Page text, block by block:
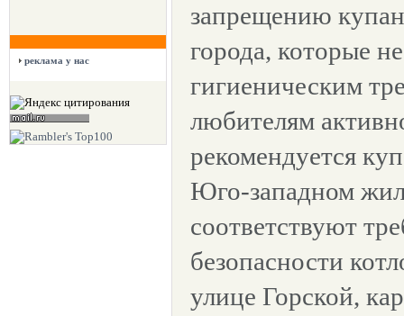
реклама у нас
запрещению
города, которые
гигиеническим
любителям
рекомендуется
Юго-западном
соответствуют
безопасности
улице Горской,